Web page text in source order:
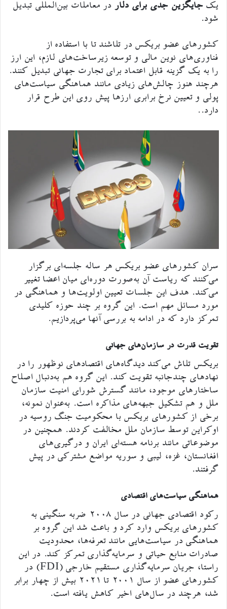
یک جایگزین جدی برای دلاردر معاملات بین‌المللی تبدیل
شود.
کشورهای عضو بریکس در تلاشند تا با استفاده از
فناوری‌های نوین مالی و توسعه زیرساخت‌های لازم، این ارز
را به یک گزینه قابل اعتماد برای تجارت جهانی تبدیل کنند.
هرچند هنوز چالش‌های زیادی مانند هماهنگی سیاست‌های
پولی و تعیین نرخ برابری ارزها پیش روی این طرح قرار
دارد..
سران کشورهای عضو بریکس هر ساله جلسه‌ای برگزار
می‌کنند که ریاست آن به‌صورت دوره‌ای میان اعضا تغییر
می‌کند. هدف این جلسات تعیین اولویت‌ها و هماهنگی در
مورد مسائل مهم است. این گروه بر چند حوزه کلیدی
تمرکز دارد که در ادامه به بررسی آنها می‌پردازیم.
تقویت قدرت در سازمان‌های جهانی
بریکس تلاش می‌کند دیدگاه‌های اقتصادهای نوظهور را در
نهادهای چندجانبه تقویت کند. این گروه هم به‌دنبال اصلاح
ساختارهای موجود، مانند گسترش شورای امنیت سازمان
ملل و هم تشکیل جبهه‌های مذاکره است. به‌عنوان نمونه،
برخی از کشورهای بریکس با محکومیت جنگ روسیه در
اوکراین توسط سازمان ملل مخالفت کردند. همچنین در
موضوعاتی مانند برنامه هسته‌ای ایران و درگیری‌های
افغانستان، غزه، لیبی و سوریه مواضع مشترکی در پیش
گرفتند.
هماهنگی سیاست‌های اقتصادی
رکود اقتصادی جهانی در سال ۲۰۰۸ ضربه سنگینی به
کشورهای بریکس وارد کرد و باعث شد این گروه بر
هماهنگی در سیاست‌هایی مانند تعرفه‌ها، محدودیت
صادرات منابع حیاتی و سرمایه‌گذاری تمرکز کند. در این
راستا، جریان سرمایه‌گذاری مستقیم خارجی (FDI) در
کشورهای عضو از سال ۲۰۰۱ تا ۲۰۲۱ بیش از چهار برابر
شد، هرچند در سال‌های اخیر کاهش یافته است.